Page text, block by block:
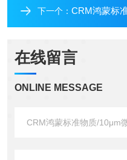
下一个： CRM鸿蒙标准
在线留言
ONLINE MESSAGE